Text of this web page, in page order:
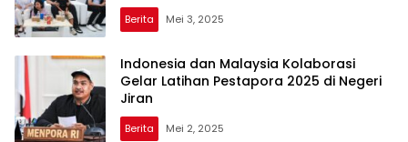
Berita Mei 3, 2025
Indonesia dan Malaysia Kolaborasi
Gelar Latihan Pestapora 2025 di Negeri
Jiran
Berita Mei 2, 2025